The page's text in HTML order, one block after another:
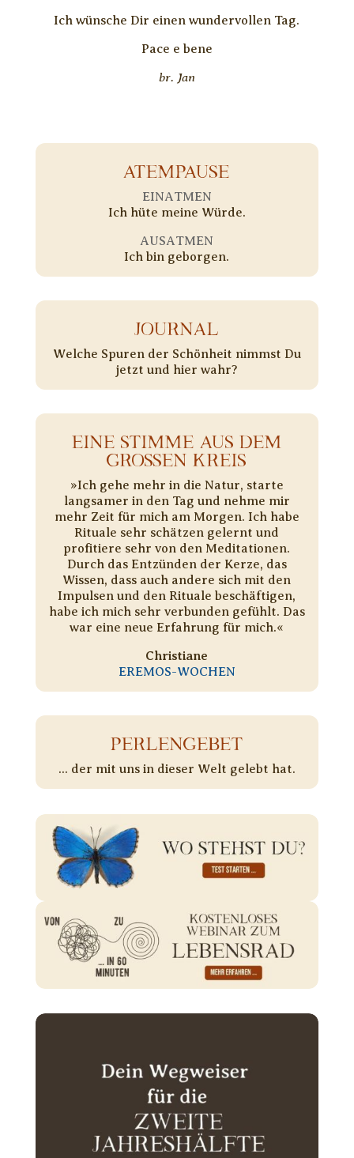
Ich wünsche Dir einen wundervollen Tag.
Pace e bene
br. Jan
ATEMPAUSE
EINATMEN
Ich hüte meine Würde.
AUSATMEN
Ich bin geborgen.
JOURNAL
Welche Spuren der Schönheit nimmst Du
jetzt und hier wahr?
EINE STIMME AUS DEM
GROSSEN KREIS
»Ich gehe mehr in die Natur, starte
langsamer in den Tag und nehme mir
mehr Zeit für mich am Morgen. Ich habe
Rituale sehr schätzen gelernt und
profitiere sehr von den Meditationen.
Durch das Entzünden der Kerze, das
Wissen, dass auch andere sich mit den
Impulsen und den Rituale beschäftigen,
habe ich mich sehr verbunden gefühlt. Das
war eine neue Erfahrung für mich.«
Christiane
EREMOS-WOCHEN
PERLENGEBET
... der mit uns in dieser Welt gelebt hat.